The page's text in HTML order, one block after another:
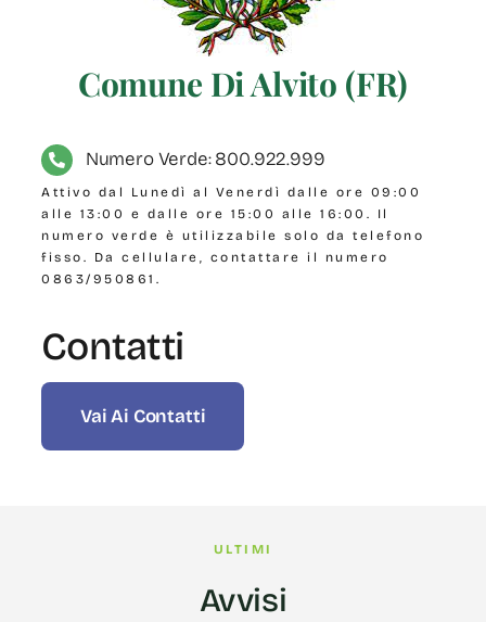
Comune Di Alvito (FR)
Numero Verde: 800.922.999
Attivo dal Lunedì al Venerdì dalle ore 09:00
alle 13:00 e dalle ore 15:00 alle 16:00. Il
numero verde è utilizzabile solo da telefono
fisso. Da cellulare, contattare il numero
0863/950861.
Contatti
Vai Ai Contatti
ULTIMI
Avvisi